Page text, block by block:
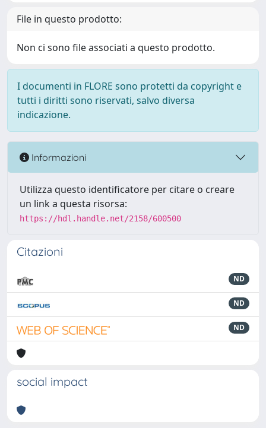
File in questo prodotto:
Non ci sono file associati a questo prodotto.
I documenti in FLORE sono protetti da copyright e
tutti i diritti sono riservati, salvo diversa
indicazione.
Informazioni
Utilizza questo identificatore per citare o creare
un link a questa risorsa:
https://hdl.handle.net/2158/600500
Citazioni
ND
ND
ND
social impact